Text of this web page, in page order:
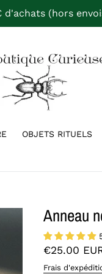
(hors
OBJETS RITUELS
Anneau
Prix
normal
€25.00
Frais